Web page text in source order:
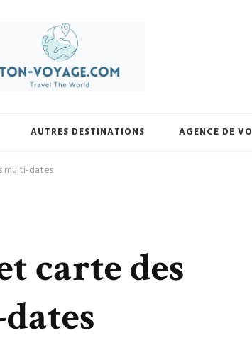
AUTRES DESTINATIONS AGENCE DE
multi-dates
carte des